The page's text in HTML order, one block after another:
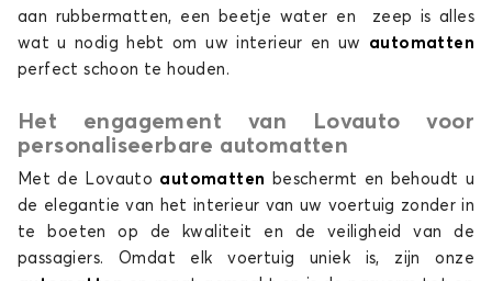
Automatten voor
Automatten voor
Automatten voor
aan rubbermatten, een beetje water en zeep is alles
wat u nodig hebt om uw interieur en uw automatten
perfect schoon te houden.
Het engagement van Lovauto voor
personaliseerbare automatten
Met de Lovauto automatten beschermt en behoudt u
de elegantie van het interieur van uw voertuig zonder in
te boeten op de kwaliteit en de veiligheid van de
passagiers. Omdat elk voertuig uniek is, zijn onze